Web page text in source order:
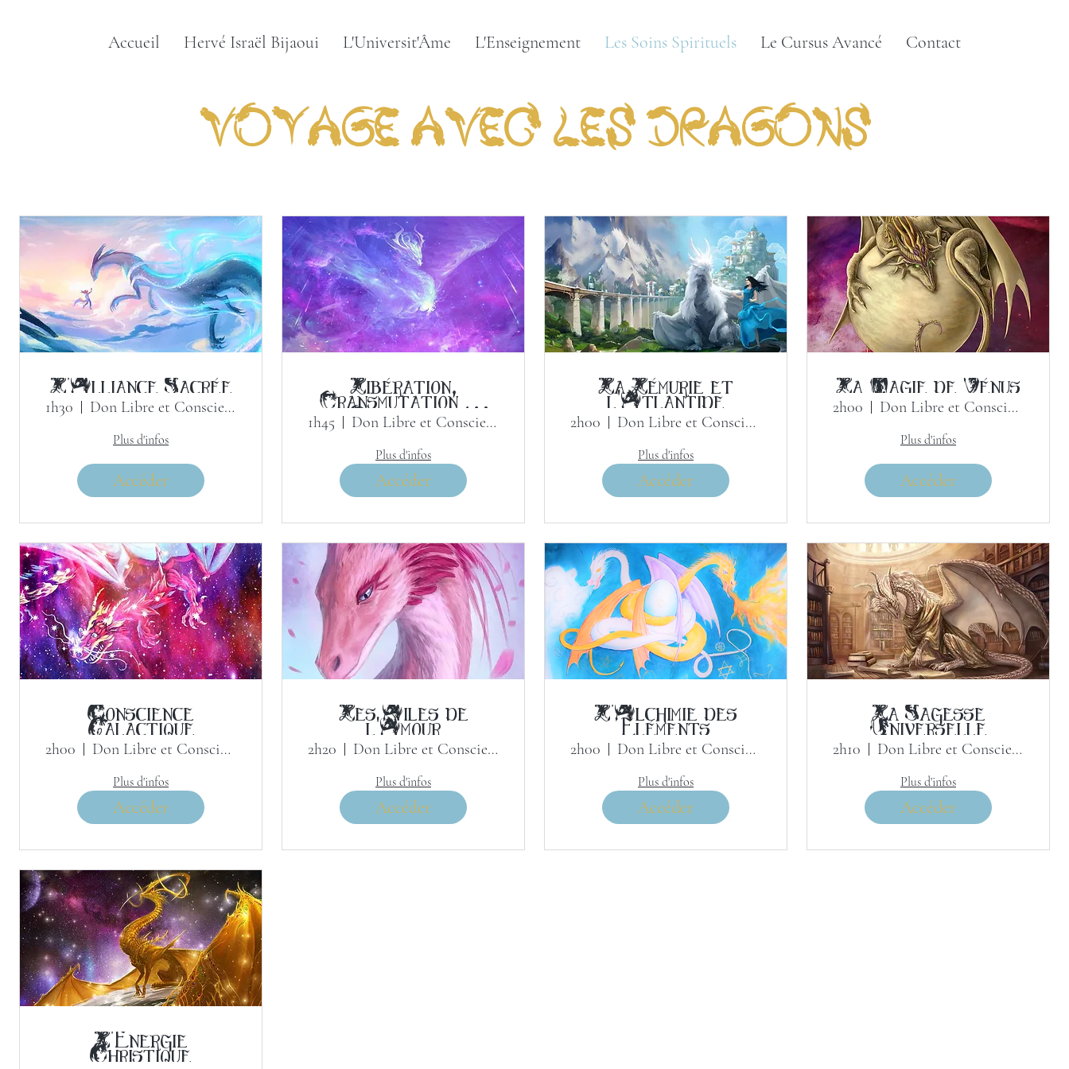
Accueil Hervé Israël Bijaoui L'Universit'Âme L'Enseignement Les Soins Spirituels Le Cursus Avancé Contact
Voyage avec les Dragons
L'Alliance Sacrée
1h30 Don Libre et Conscient
Plus d'infos
Accéder
Libération,
Transmutation et
Purification
multidimensionnelle
1h45 Don Libre et Conscient
Plus d'infos
Accéder
La Lémurie et
l'Atlantide
2h00 Don Libre et Conscient
Plus d'infos
Accéder
La Magie de Vénus
2h00 Don Libre et Conscient
Plus d'infos
Accéder
Conscience
Galactique
2h00 Don Libre et Conscient
Plus d'infos
Accéder
Les Ailes de
l'Amour
2h20 Don Libre et Conscient
Plus d'infos
Accéder
L'Alchimie des
Éléments
2h00 Don Libre et Conscient
Plus d'infos
Accéder
La Sagesse
Universelle
2h10 Don Libre et Conscient
Plus d'infos
Accéder
L'Énergie
Christique